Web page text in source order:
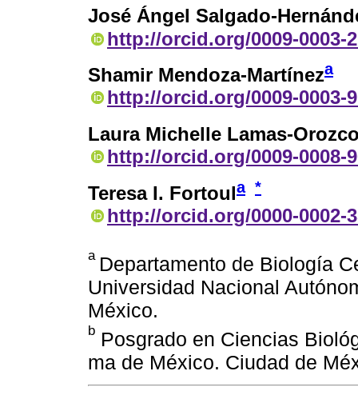
José Ángel Salgado-
http://orcid.org/0009-0003-
Shamir Mendoza-Martíneza
http://orcid.org/0009-0003-
Laura Michelle Lamas-
http://orcid.org/0009-0008-
Teresa I. Fortoula *
http://orcid.org/0000-0002-
a Departamento de Biología
Universidad Nacional
México.
b Posgrado en Ciencias
ma de México. Ciudad de